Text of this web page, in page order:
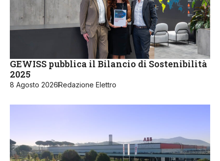
GEWISS pubblica il Bilancio di Sostenibilità
2025
8 Agosto 2026Redazione Elettro